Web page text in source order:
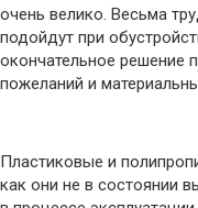
очень велико. Весьма
подойдут при
окончательное решение
пожеланий и
Пластиковые и
как они не в состоянии